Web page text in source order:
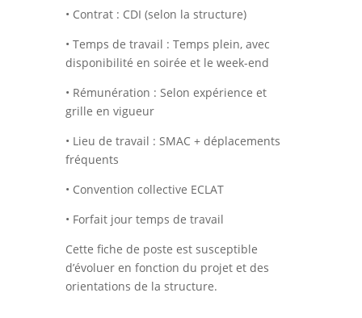
• Contrat : CDI (selon la structure)
• Temps de travail : Temps plein, avec
disponibilité en soirée et le week-end
• Rémunération : Selon expérience et
grille en vigueur
• Lieu de travail : SMAC + déplacements
fréquents
• Convention collective ECLAT
• Forfait jour temps de travail
Cette fiche de poste est susceptible
d’évoluer en fonction du projet et des
orientations de la structure.